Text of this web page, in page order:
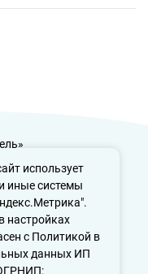
использует
иные системы
настройках
с Политикой в
данных ИП